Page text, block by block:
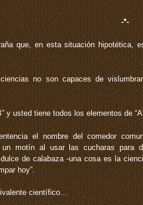
-*-
que, en esta situación hipotética,
no son capaces de
y usted tiene todos los elementos de
el nombre del comedor
un motín al usar las cucharas para
de calabaza -una cosa es la
hoy”.
científico…